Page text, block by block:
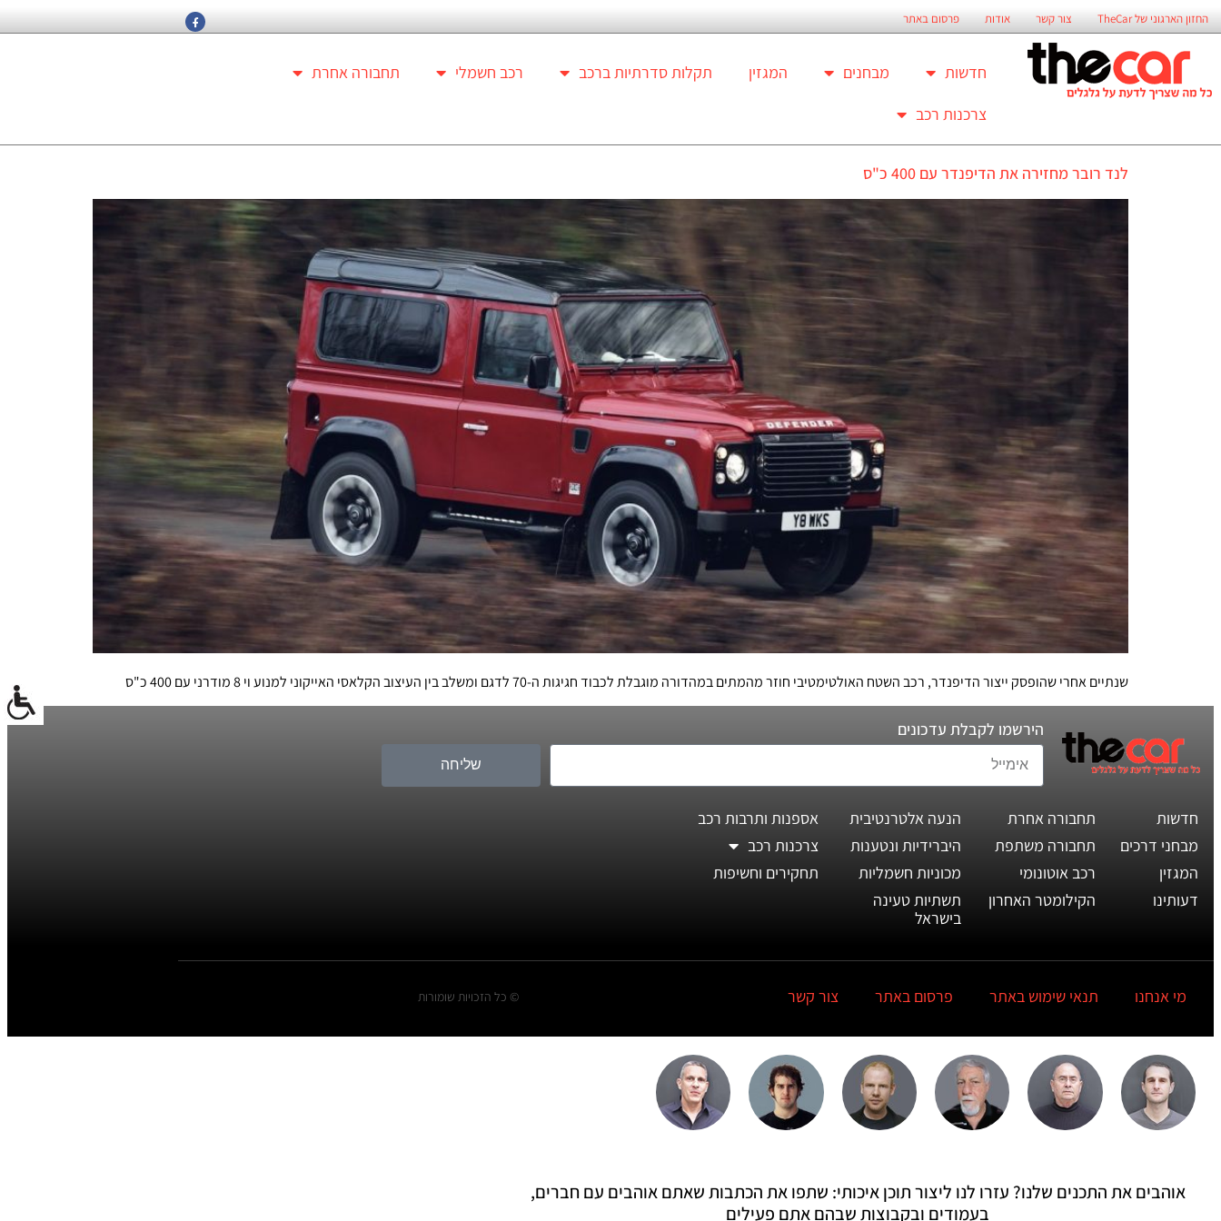
החזון הארגוני של TheCar צור קשר אודות פרסום באתר
חדשות מבחנים המגזין תקלות סדרתיות ברכב רכב חשמלי
תחבורה אחרת
צרכנות רכב
לנד רובר מחזירה את הדיפנדר עם 400 כ"ס
שנתיים אחרי שהופסק ייצור הדיפנדר, רכב השטח האולטימטיבי חוזר מהמתים במהדורה מוגבלת לכבוד חגיגות ה-70 לדגם ומשלב בין העיצוב הקלאסי האייקוני למנוע וי 8 מודרני עם 400 כ"ס
הירשמו לקבלת עדכונים
שליחה
חדשות
מבחני דרכים
המגזין
דעותינו
תחבורה אחרת
תחבורה משתפת
רכב אוטונומי
הקילומטר האחרון
הנעה אלטרנטיבית
היברידיות ונטענות
מכוניות חשמליות
תשתיות טעינה
בישראל
אספנות ותרבות רכב
צרכנות רכב
תחקירים וחשיפות
מי אנחנו תנאי שימוש באתר פרסום באתר צור קשר © כל הזכויות שומורות
אוהבים את התכנים שלנו? עזרו לנו ליצור תוכן איכותי: שתפו את הכתבות שאתם אוהבים עם חברים,
בעמודים ובקבוצות שבהם אתם פעילים